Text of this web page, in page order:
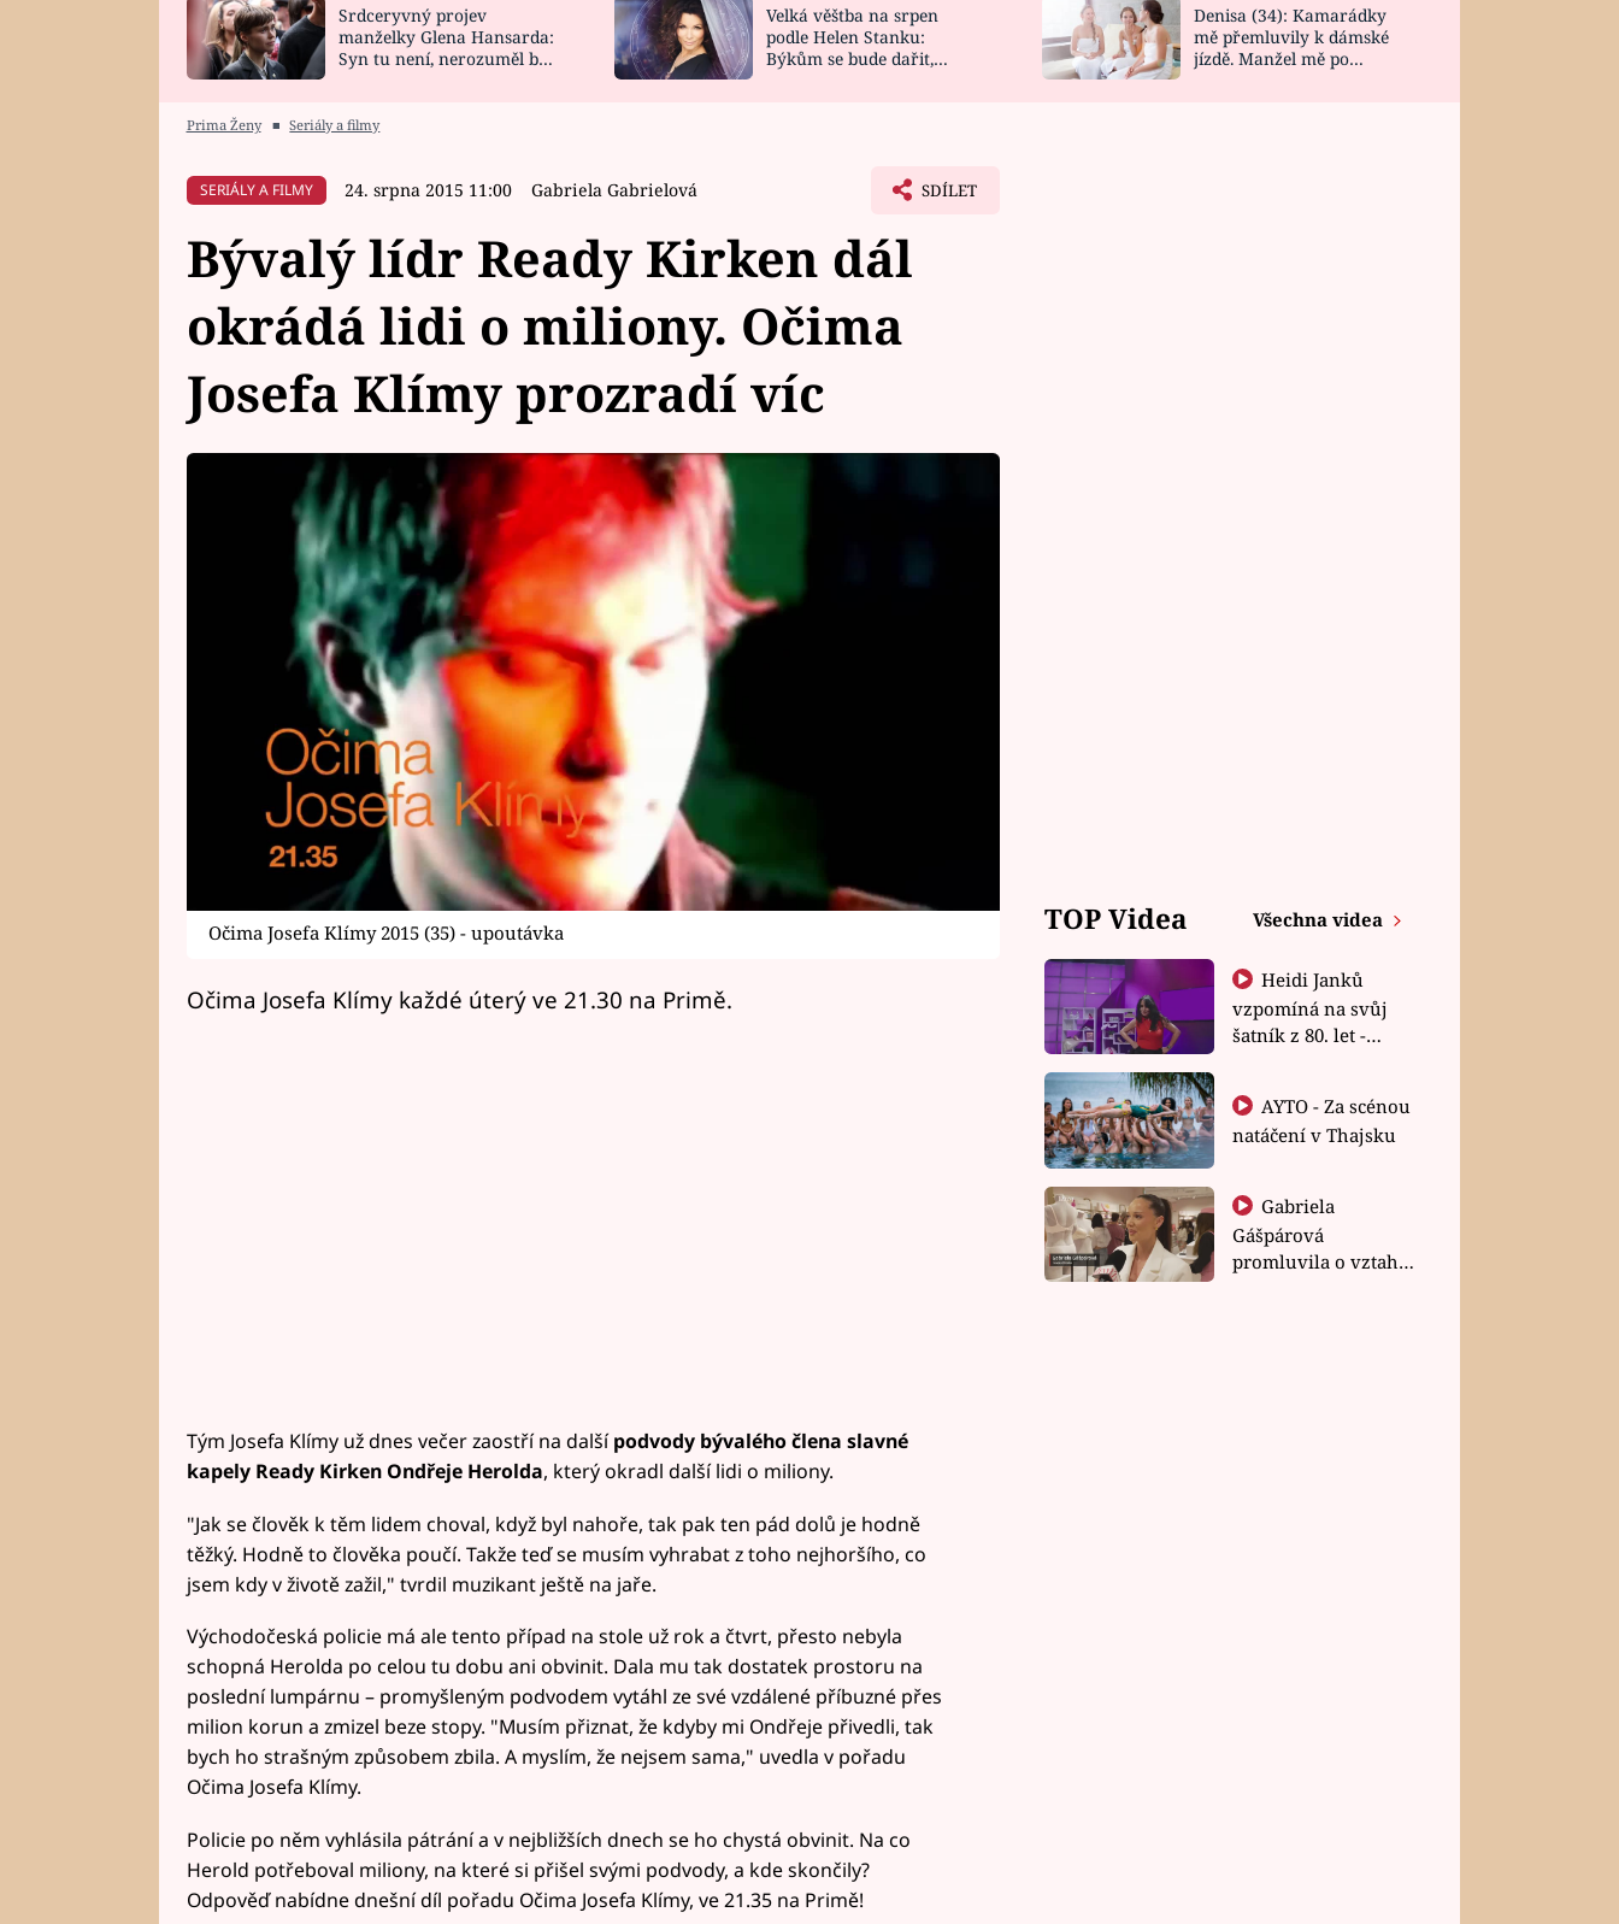
HOROSKOP NA
CELEBRITY
VAŘENÍ
NOVINKY
VIDEORECEPTY
DESIGN
Srdceryvný projev
manželky Glena Hansarda:
Syn tu není, nerozuměl by
Velká věštba na srpen
podle Helen Stanku:
Býkům se bude dařit,
Denisa (34): Kamarádky
mě přemluvily k dámské
jízdě. Manžel mě po
Prima Ženy ■ Seriály a filmy
SERIÁLY A FILMY 24. srpna 2015 11:00 Gabriela Gabrielová SDÍLET
Bývalý lídr Ready Kirken dál
okrádá lidi o miliony. Očima
Josefa Klímy prozradí víc
Očima Josefa Klímy 2015 (35) - upoutávka
Očima Josefa Klímy každé úterý ve 21.30 na Primě.
Tým Josefa Klímy už dnes večer zaostří na dalšípodvody bývalého člena slavné
kapely Ready Kirken Ondřeje Herolda, který okradl další lidi o miliony.
"Jak se člověk k těm lidem choval, když byl nahoře, tak pak ten pád dolů je hodně
těžký. Hodně to člověka poučí. Takže teď se musím vyhrabat z toho nejhoršího, co
jsem kdy v životě zažil," tvrdil muzikant ještě na jaře.
Východočeská policie má ale tento případ na stole už rok a čtvrt, přesto nebyla
schopná Herolda po celou tu dobu ani obvinit. Dala mu tak dostatek prostoru na
poslední lumpárnu – promyšleným podvodem vytáhl ze své vzdálené příbuzné přes
milion korun a zmizel beze stopy. "Musím přiznat, že kdyby mi Ondřeje přivedli, tak
bych ho strašným způsobem zbila. A myslím, že nejsem sama," uvedla v pořadu
Očima Josefa Klímy.
Policie po něm vyhlásila pátrání a v nejbližších dnech se ho chystá obvinit. Na co
Herold potřeboval miliony, na které si přišel svými podvody, a kde skončily?
Odpověď nabídne dnešní díl pořadu Očima Josefa Klímy, ve 21.35 na Primě!
TOP Videa Všechna videa
Heidi Janků
vzpomíná na svůj
šatník z 80. let -
natáčení v Thajsku
Gabriela
Gášpárová
promluvila o vztahu